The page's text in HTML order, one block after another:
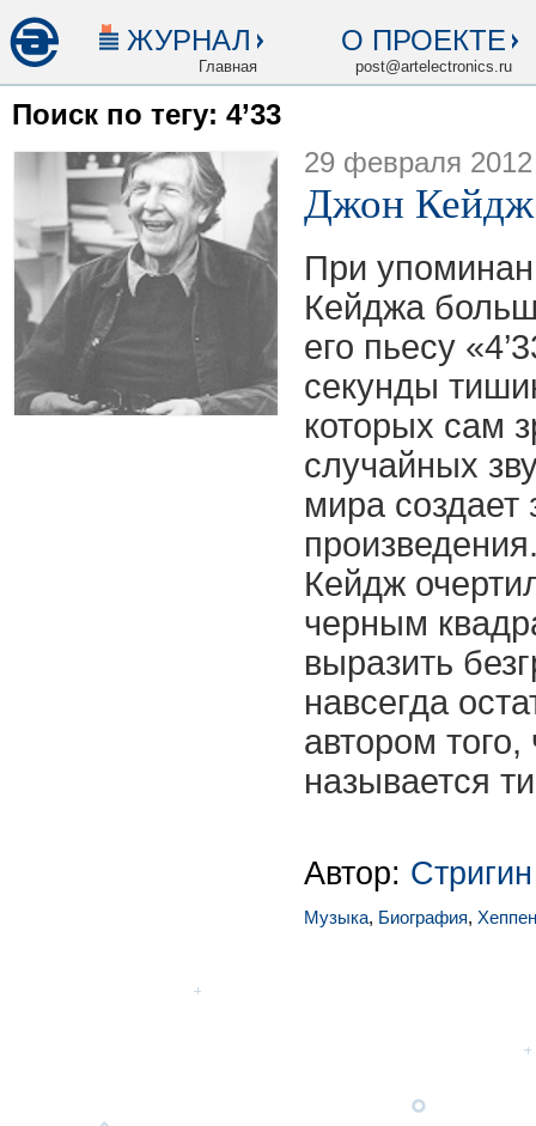
ЖУРНАЛ
Главная
О ПРОЕКТЕ
post@artelectronics.ru
Поиск по тегу: 4’33
29 февраля 2012
Джон
При
Кейджа
его пьесу
секунды
которых сам
случайных
мира создает
Кейдж
черным
выразить
навсегда
автором
называется
Автор:
Музыка, Биография,